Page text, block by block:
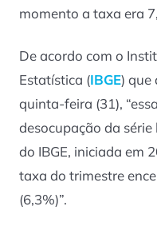
momento a taxa era
De acordo com o
Estatística (IBGE) que
quinta-feira (31),
desocupação da
do IBGE, iniciada em
taxa do trimestre
(6,3%)”.